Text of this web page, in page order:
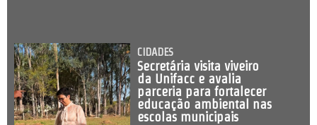
CIDADES
Secretária visita viveiro
da Unifacc e avalia
parceria para fortalecer
educação ambiental nas
escolas municipais